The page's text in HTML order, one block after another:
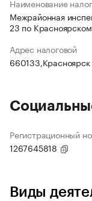
Наименование
Межрайонная
23 по
Адрес налоговой
660133,Красноярск
Регистрационный
1267645818
Виды